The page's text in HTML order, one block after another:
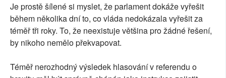
Je prostě šílené si myslet, že parlament dokáže vyřešit
během několika dní to, co vláda nedokázala vyřešit za
téměř tři roky. To, že neexistuje většina pro žádné řešení,
by nikoho nemělo překvapovat.
Téměř nerozhodný výsledek hlasování v referendu o